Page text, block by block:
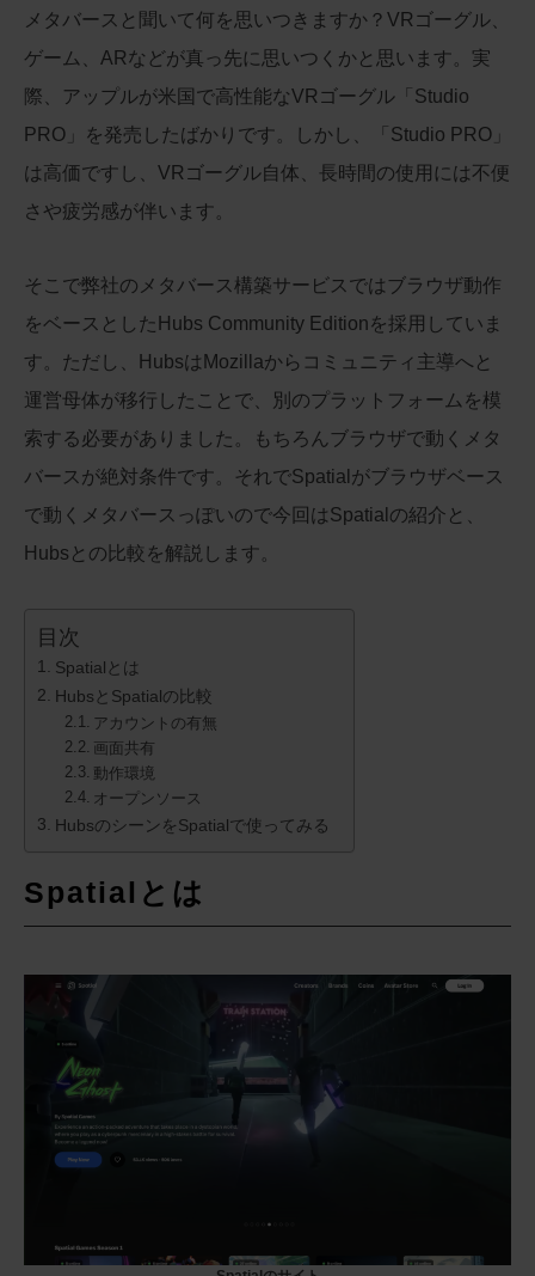
c
e
b
o
o
k
e
e
a
d
s
e
sk
y
er
e
st
e
n
a
メタバースと聞いて何を思いつきますか？VRゴーグル、
ゲーム、ARなどが真っ先に思いつくかと思います。実
際、アップルが米国で高性能なVRゴーグル「Studio
PRO」を発売したばかりです。しかし、「Studio PRO」
は高価ですし、VRゴーグル自体、長時間の使用には不便
さや疲労感が伴います。
そこで弊社のメタバース構築サービスではブラウザ動作
をベースとしたHubs Community Editionを採用していま
す。ただし、HubsはMozillaからコミュニティ主導へと
運営母体が移行したことで、別のプラットフォームを模
索する必要がありました。もちろんブラウザで動くメタ
バースが絶対条件です。それでSpatialがブラウザベース
で動くメタバースっぽいので今回はSpatialの紹介と、
Hubsとの比較を解説します。
目次
Spatialとは
HubsとSpatialの比較
アカウントの有無
画面共有
動作環境
オープンソース
HubsのシーンをSpatialで使ってみる
Spatialとは